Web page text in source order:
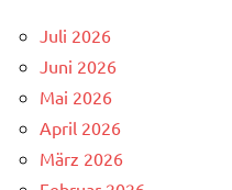
Juli 2026
Juni 2026
Mai 2026
April 2026
März 2026